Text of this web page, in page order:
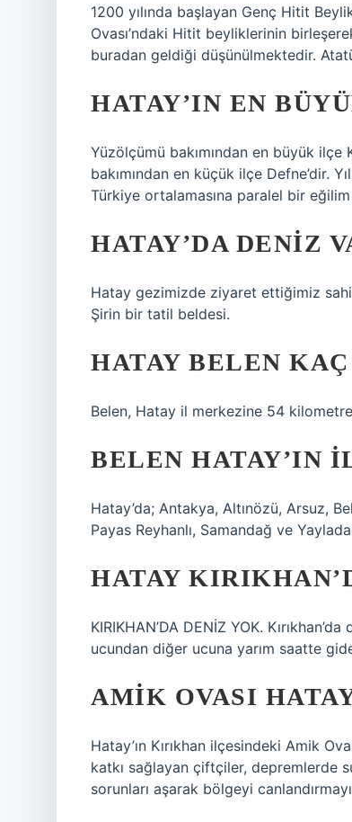
1200 yılında başlayan Genç Hitit
Ovası’ndaki Hitit beyliklerinin
buradan geldiği düşünülmektedir.
HATAY’IN EN
Yüzölçümü bakımından en büyük ilçe
bakımından en küçük ilçe Defne’dir.
Türkiye ortalamasına paralel bir
HATAY’DA DENIZ
Hatay gezimizde ziyaret ettiğimiz
Şirin bir tatil beldesi.
HATAY BELEN
Belen, Hatay il merkezine 54 kilometre
BELEN HATAY’IN
Hatay’da; Antakya, Altınözü, Arsuz,
Payas Reyhanlı, Samandağ ve
HATAY
KIRIKHAN’DA DENİZ YOK.
ucundan diğer ucuna yarım saatte
AMIK OVASI
Hatay’ın Kırıkhan ilçesindeki Amik
katkı sağlayan çiftçiler, depremlerde
sorunları aşarak bölgeyi